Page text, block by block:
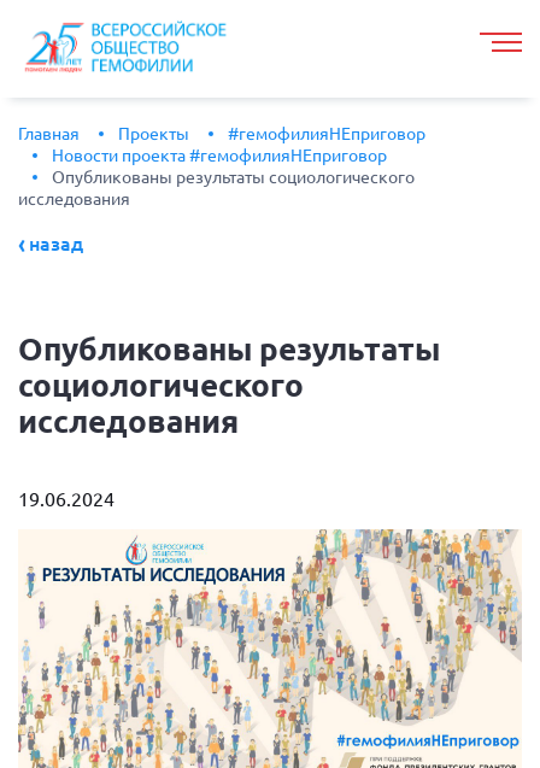
Главная Проекты
#гемофилияНЕприговор
Новости проекта #гемофилияНЕприговор
Опубликованы результаты социологического
исследования
назад
Опубликованы результаты
социологического
исследования
19.06.2024